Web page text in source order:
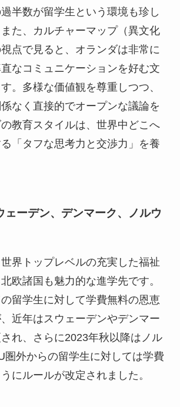
半数が留学生という環境も珍し
た、カルチャーマップ（異文化
点で見ると、オランダは非常に
なコミュニケーションを好む文
。多様な価値観を尊重しつつ、
なく直接的でオープンな議論を
教育スタイルは、世界中どこへ
「タフな思考力と交渉力」を養
ェーデン、デンマーク、ノルウ
界トップレベルの充実した福祉
欧諸国も魅力的な進学先です。
留学生に対して学費無料の恩恵
近年はスウェーデンやデンマー
れ、さらに2023年秋以降はノル
圏外からの留学生に対しては学費
にルールが改定されました。